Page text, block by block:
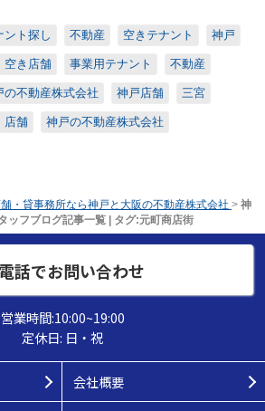
ント探し 不動産 空きテナント 神戸
空き店舗 事業用テナント 不動産
の不動産株式会社 神戸店舗 三宮
店舗 神戸の不動産株式会社
・貸事務所なら神戸と大阪の不動産株式会社 > 神
ッフブログ記事一覧 | タグ:元町商店街
電話でお問い合わせ
営業時間:10:00~19:00
定休日: 日・祝
会社概要